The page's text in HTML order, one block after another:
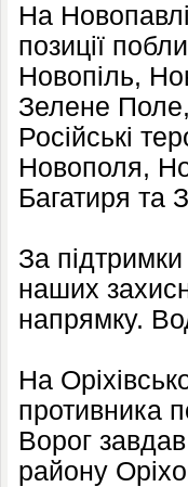
На
позиції
Новопіль,
Зелене
Російські
Новополя,
Багатиря та
За підтримки
наших
напрямку.
На
противника
Ворог
району